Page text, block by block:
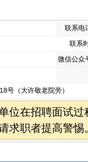
联系电
联系
微信公众
号（大许敬老院旁）
位在招聘面试
求职者提高警惕